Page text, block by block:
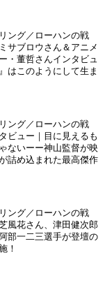
ング／ローハンの戦
サブロウさん＆アニメ
・董哲さんインタビュ
はこのようにして生ま
ング／ローハンの戦
ビュー｜目に見えるも
ないーー神山監督が映
詰め込まれた最高傑作
ング／ローハンの戦
風花さん、津田健次郎
部一二三選手が登壇の
！